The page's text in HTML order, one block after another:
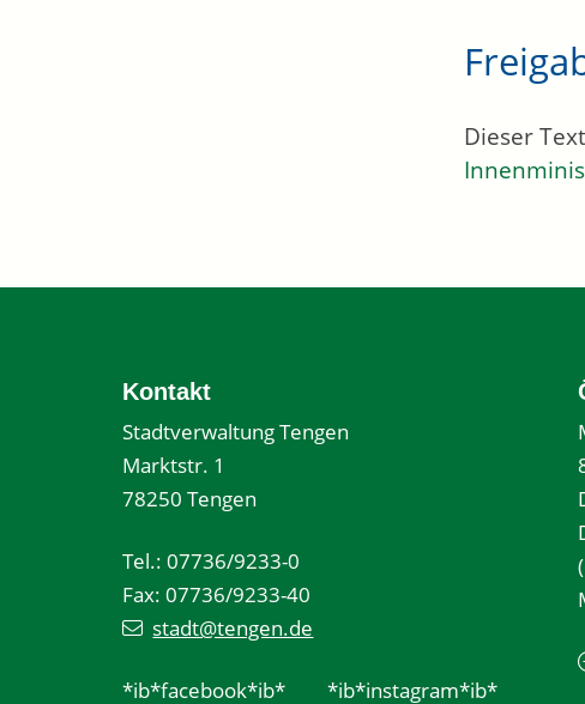
Dieser
Kontakt
Stadtverwaltung Tengen
Marktstr. 1
78250 Tengen
Tel.: 07736/9233-0
Fax: 07736/9233-40
stadt@tengen.de
*ib*facebook*ib* *ib*instagram*ib*